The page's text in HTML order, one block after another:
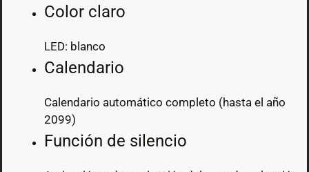
Color claro
LED: blanco
Calendario
Calendario automático completo (hasta el año
2099)
Función de silencio